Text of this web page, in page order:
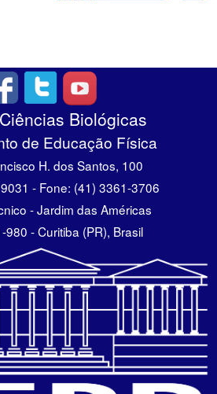
Biológicas
de Educação Física
H. dos Santos, 100
- Fone: (41) 3361-3706
- Jardim das Américas
980 - Curitiba (PR), Brasil